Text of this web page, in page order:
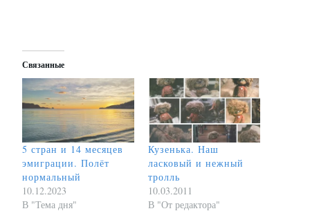
Связанные
5 стран и 14 месяцев
эмиграции. Полёт
нормальный
10.12.2023
В "Тема дня"
Кузенька. Наш
ласковый и нежный
тролль
10.03.2011
В "От редактора"